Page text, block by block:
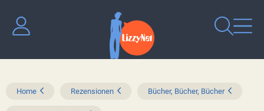
Home Rezensionen Bücher, Bücher, Bücher